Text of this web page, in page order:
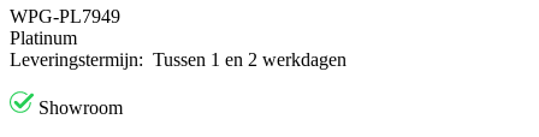
WPG-PL7949
Platinum
Leveringstermijn: Tussen 1 en 2 werkdagen
Showroom